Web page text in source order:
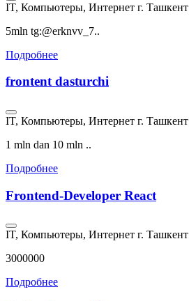
IT, Компьютеры, Интернет г. Ташкент
5mln tg:@erknvv_7..
Подробнее
frontent dasturchi
IT, Компьютеры, Интернет г. Ташкент
1 mln dan 10 mln ..
Подробнее
Frontend-Developer React
IT, Компьютеры, Интернет г. Ташкент
3000000
Подробнее